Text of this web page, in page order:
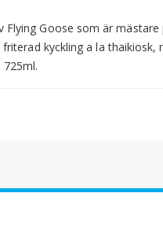
Goose som är
kyckling a la